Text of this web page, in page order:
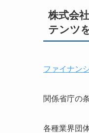
株式会
テンツ
ファイナン
関係省庁の
各種業界団